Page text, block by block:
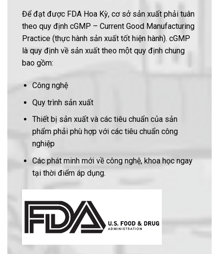
Để đạt được FDA Hoa Kỳ, cơ sở sản xuất phải tuân
theo quy định cGMP – Current Good Manufacturing
Practice (thực hành sản xuất tốt hiện hành). cGMP
là quy định về sản xuất theo một quy định chung
bao gồm:
Công nghệ
Quy trình sản xuất
Thiết bị sản xuất và các tiêu chuẩn của sản
phẩm phải phù hợp với các tiêu chuẩn công
nghiệp
Các phát minh mới về công nghệ, khoa học ngay
tại thời điểm áp dụng.